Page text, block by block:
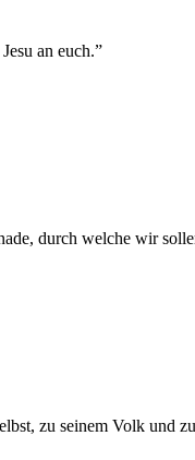
an euch.”
durch welche wir
zu seinem Volk und